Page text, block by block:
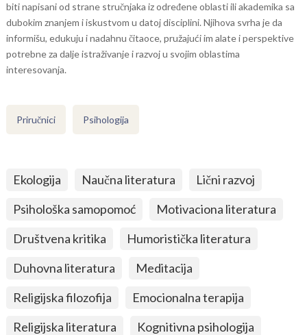
biti napisani od strane stručnjaka iz određene oblasti ili akademika sa
dubokim znanjem i iskustvom u datoj disciplini. Njihova svrha je da
informišu, edukuju i nadahnu čitaoce, pružajući im alate i perspektive
potrebne za dalje istraživanje i razvoj u svojim oblastima
interesovanja.
Priručnici Psihologija
Ekologija Naučna literatura
Lični razvoj
Psihološka samopomoć
Motivaciona literatura
Društvena kritika
Humoristička literatura
Duhovna literatura
Meditacija
Religijska filozofija
Emocionalna terapija
Religijska literatura
Kognitivna psihologija